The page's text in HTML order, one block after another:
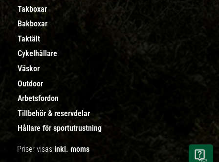
Takboxar
Bakboxar
Taktält
Cykelhållare
Väskor
Outdoor
Arbetsfordon
Tillbehör & reservdelar
Hållare för sportutrustning
Priser visas inkl. moms